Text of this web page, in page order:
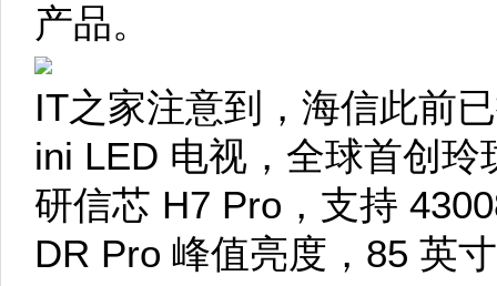
产品。
IT之家注意到，海信此前
ini LED 电视，全球首创
研信芯 H7 Pro，支持
DR Pro 峰值亮度，85 英